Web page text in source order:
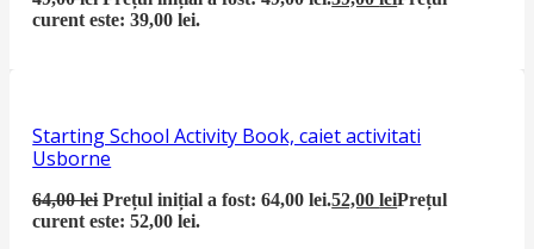
curent este: 39,00 lei.
Starting School Activity Book, caiet activitati
Usborne
64,00lei Prețul inițial a fost: 64,00 lei.52,00leiPrețul
curent este: 52,00 lei.